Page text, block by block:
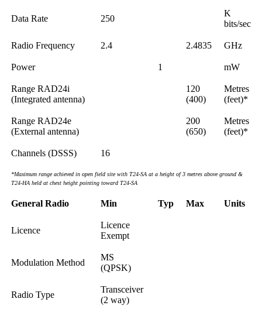
Data Rate 250
K
bits/sec
Radio Frequency 2.4 2.4835 GHz
Power 1 mW
Range RAD24i
(Integrated antenna)
120
(400)
Metres
(feet)*
Range RAD24e
(External antenna)
200
(650)
Metres
(feet)*
Channels (DSSS) 16
*Maximum range achieved in open field site with T24-SA at a height of 3 metres above ground &
T24-HA held at chest height pointing toward T24-SA
General Radio Min Typ Max Units
Licence
Licence
Exempt
Modulation Method
MS
(QPSK)
Radio Type
Transceiver
(2 way)